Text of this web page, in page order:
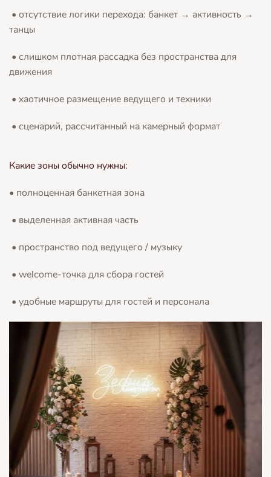
• отсутствие логики перехода: банкет → активность →
танцы
• слишком плотная рассадка без пространства для
движения
• хаотичное размещение ведущего и техники
• сценарий, рассчитанный на камерный формат
Какие зоны обычно нужны:
• полноценная банкетная зона
• выделенная активная часть
• пространство под ведущего / музыку
• welcome-точка для сбора гостей
• удобные маршруты для гостей и персонала